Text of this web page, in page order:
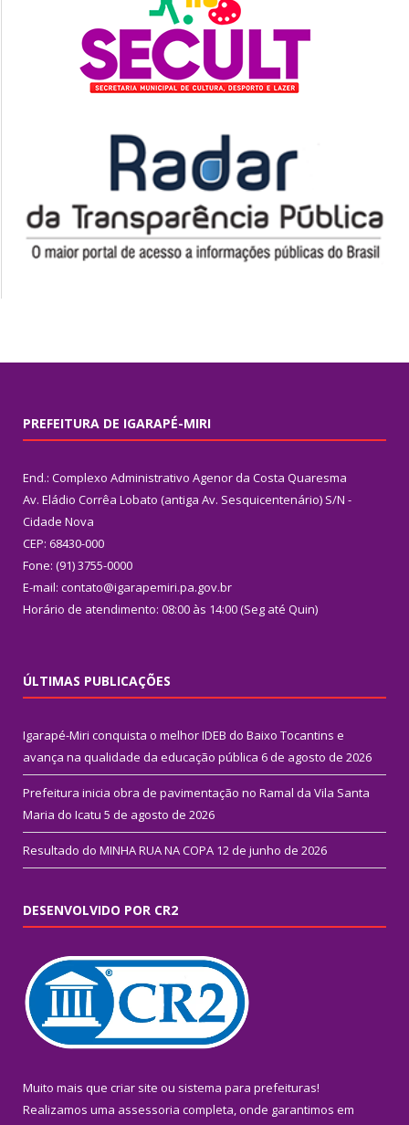
PREFEITURA DE IGARAPÉ-MIRI
End.: Complexo Administrativo Agenor da Costa Quaresma
Av. Eládio Corrêa Lobato (antiga Av. Sesquicentenário) S/N -
Cidade Nova
CEP: 68430-000
Fone: (91) 3755-0000
E-mail: contato@igarapemiri.pa.gov.br
Horário de atendimento: 08:00 às 14:00 (Seg até Quin)
ÚLTIMAS PUBLICAÇÕES
Igarapé-Miri conquista o melhor IDEB do Baixo Tocantins e
avança na qualidade da educação pública 6 de agosto de 2026
Prefeitura inicia obra de pavimentação no Ramal da Vila Santa
Maria do Icatu 5 de agosto de 2026
Resultado do MINHA RUA NA COPA 12 de junho de 2026
DESENVOLVIDO POR CR2
Muito mais que criar site ou sistema para prefeituras!
Realizamos uma assessoria completa, onde garantimos em